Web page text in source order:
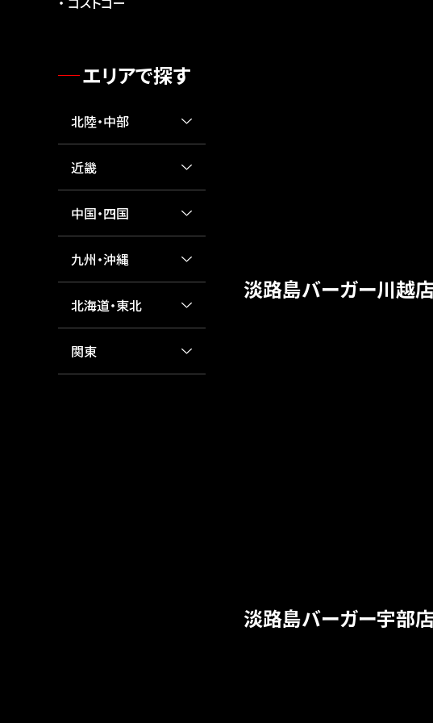
エリアで探す
北陸・中部
近畿
中国・四国
九州・沖縄
北海道・東北
関東
淡路島バーガー川越店
淡路島バーガー宇部店